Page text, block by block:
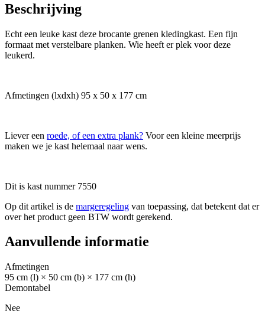
Beschrijving
Echt een leuke kast deze brocante grenen kledingkast. Een fijn
formaat met verstelbare planken. Wie heeft er plek voor deze
leukerd.
Afmetingen (lxdxh) 95 x 50 x 177 cm
Liever een roede, of een extra plank? Voor een kleine meerprijs
maken we je kast helemaal naar wens.
Dit is kast nummer 7550
Op dit artikel is de margeregeling van toepassing, dat betekent dat er
over het product geen BTW wordt gerekend.
Aanvullende informatie
Afmetingen
95 cm (l) × 50 cm (b) × 177 cm (h)
Demontabel
Nee